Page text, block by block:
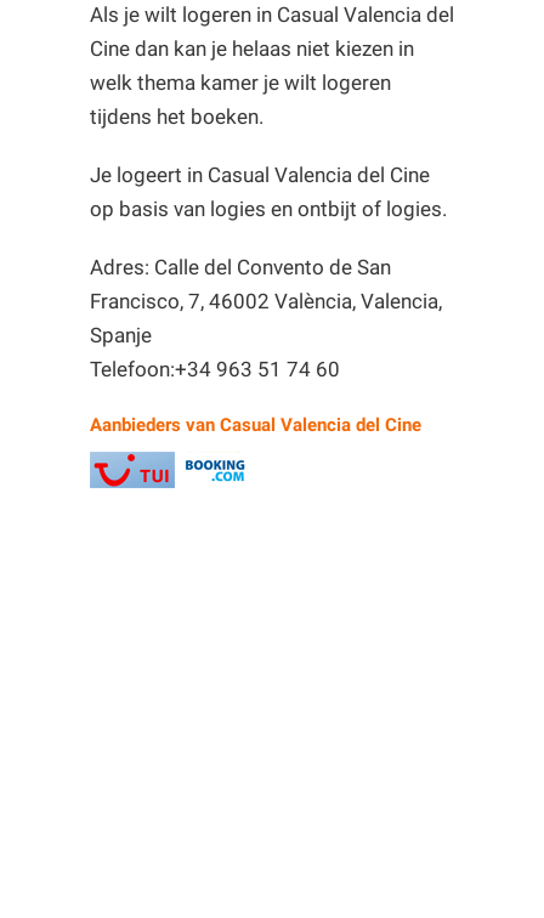
Als je wilt logeren in Casual Valencia del
Cine dan kan je helaas niet kiezen in
welk thema kamer je wilt logeren
tijdens het boeken.
Je logeert in Casual Valencia del Cine
op basis van logies en ontbijt of logies.
Adres: Calle del Convento de San
Francisco, 7, 46002 València, Valencia,
Spanje
Telefoon:+34 963 51 74 60
Aanbieders van Casual Valencia del Cine